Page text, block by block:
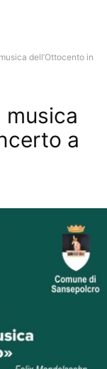
dell’Ottocento in
musica
a